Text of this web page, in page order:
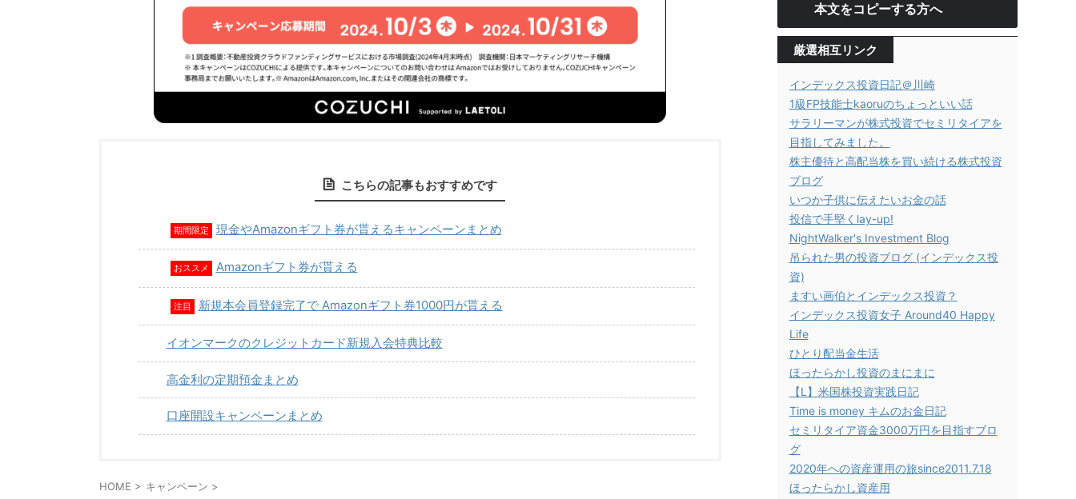
こちらの記事もおすすめです
期間限定 現金やAmazonギフト券が貰えるキャンペーンまとめ
おススメ Amazonギフト券が貰える
注目 新規本会員登録完了で Amazonギフト券1000円が貰える
イオンマークのクレジットカード新規入会特典比較
高金利の定期預金まとめ
口座開設キャンペーンまとめ
HOME > キャンペーン >
本文をコピーする方へ
厳選相互リンク
インデックス投資日記＠川崎
1級FP技能士kaoruのちょっといい話
サラリーマンが株式投資でセミリタイアを
目指してみました。
株主優待と高配当株を買い続ける株式投資
ブログ
いつか子供に伝えたいお金の話
投信で手堅くlay-up!
NightWalker's Investment Blog
吊られた男の投資ブログ (インデックス投
資)
ますい画伯とインデックス投資？
インデックス投資女子 Around40 Happy
Life
ひとり配当金生活
ほったらかし投資のまにまに
【L】米国株投資実践日記
Time is money キムのお金日記
セミリタイア資金3000万円を目指すブロ
グ
2020年への資産運用の旅since2011.7.18
ほったらかし資産用